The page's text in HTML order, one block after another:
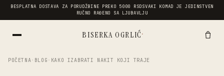
BESPLATNA DOSTAVA ZA PORUDŽBINE PREKO 5000 RSDSVAKI KOMAD JE JEDINSTVEN
RUČNO RAĐENO SA LJUBAVLJU
BISERKA OGRLIĆ·
POČETNA· BLOG · KAKO IZABRATI NAKIT KOJI TRAJE